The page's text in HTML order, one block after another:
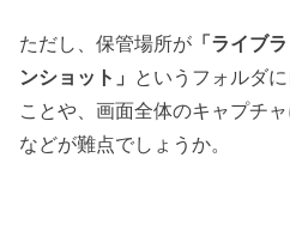
ただし、保管場所が 「ライブ
ンショット」 というフォルダ
ことや、画面全体のキャプチ
などが難点でしょうか。